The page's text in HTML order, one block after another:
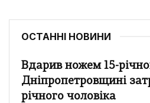
ОСТАННІ НОВИНИ
Вдарив ножем 15-
Дніпропетровщині
річного чоловіка